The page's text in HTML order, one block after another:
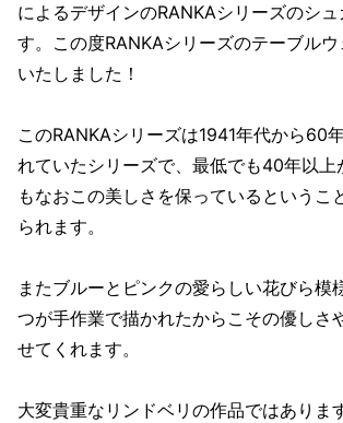
によるデザインのRANKAシリーズのシ
す。この度RANKAシリーズのテーブル
いたしました！
このRANKAシリーズは1941年代から60
れていたシリーズで、最低でも40年以上
もなおこの美しさを保っているというこ
られます。
またブルーとピンクの愛らしい花びら模
つが手作業で描かれたからこその優しさ
せてくれます。
大変貴重なリンドベリの作品ではありま